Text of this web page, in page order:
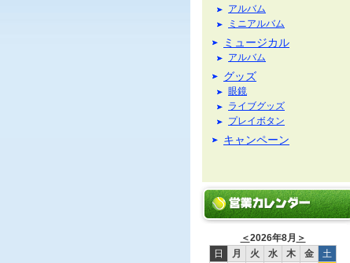
アルバム
ミニアルバム
ミュージカル
アルバム
グッズ
眼鏡
ライブグッズ
プレイボタン
キャンペーン
＜2026年8月 ＞
日
月 火 水 木 金
土